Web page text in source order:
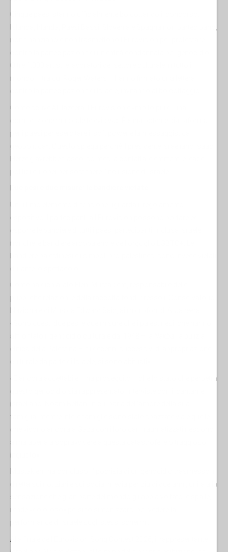
Cinque paesi stanno ufficialmente boicottando il concorso:
Islanda, Irlanda, Paesi Bassi, Slovenia e Spagna non partecipano,
non finanziano e non trasmettono l'Eurovision per protestare
contro la partecipazione di un'entità condannata per genocidio.
Oltre 1.000 artisti e lavoratori del settore culturale in tutto il
mondo – tra cui Roger Waters – hanno firmato una lettera
contro la partecipazione di Israele, invitando al boicottaggio.
Come scrive Al Jazeera, l'Eurovision è «molto più di una
competizione musicale televisiva». È «una potente piattaforma
per i paesi per esercitare il soft power e la messaggistica
geopolitica». Questo spiega perché il presidente israeliano Isaac
politici europei per sostenere l'inclusione di Israele.
Un ultimo elemento di tensione riguarda il regolamento
espositivo. I partecipanti all'Eurovision possono portare ed
esporre le bandiere di tutti i paesi partecipanti, inclusa Israele,
nonché le bandiere arcobaleno e dell'orgoglio LGBTQ+. Le
durante lo spettacolo.
Come ha dichiarato Eleni Mustaklem, responsabile delle
pubbliche relazioni e della raccolta fondi presso il Conservatorio
«Sono questi due pesi e due misure che i palestinesi, che hanno
affrontato il genocidio culturale dal 1948 – la
etnica della Palestina – e i decenni successivi di appropriazione
culturale da parte di Israele, si sono abituati».
«È ancora accettabile – ha proseguito – che lo stato che perpetra
questo genocidio sia rappresentato. Interviste con il cantante
israeliano [Noam Bettan] in cui parla dell'amore della sua
famiglia, mentre intere famiglie sono state spazzate via e quelle
che vivono ancora a Gaza con i loro cari traumatizzati riescono
a malapena a sopravvivere a questa catastrofe: è oltraggioso,
ingiusto».
diretta sui notiziari e sui social media per più di due anni, unita alla
sensazione che gran parte del mondo gli abbia voltato le spalle,
rende «doloroso» persino sintonizzarsi per vedere la
performance di Israele sugli stessi schermi.
Alla finale dell'Eurovision Song Contest 2026, il rappresentante